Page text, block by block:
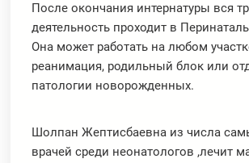
После окончания интернатуры вся
деятельность проходит в
Она может работать на любом
реанимация, родильный блок или
патологии новорожденных.
Шолпан Жептисбаевна из числа
врачей среди неонатологов ,лечит